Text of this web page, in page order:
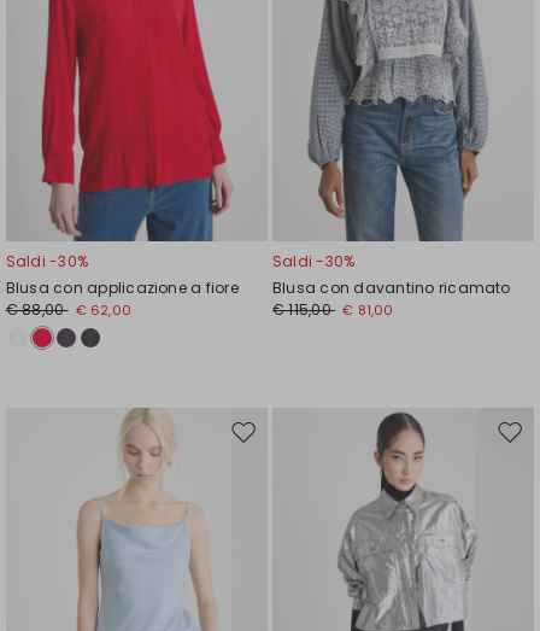
Saldi -30%
Blusa con applicazione a fiore
€ 88,00 € 62,00
Saldi -30%
Blusa con davantino ricamato
€ 115,00 € 81,00
Sposta